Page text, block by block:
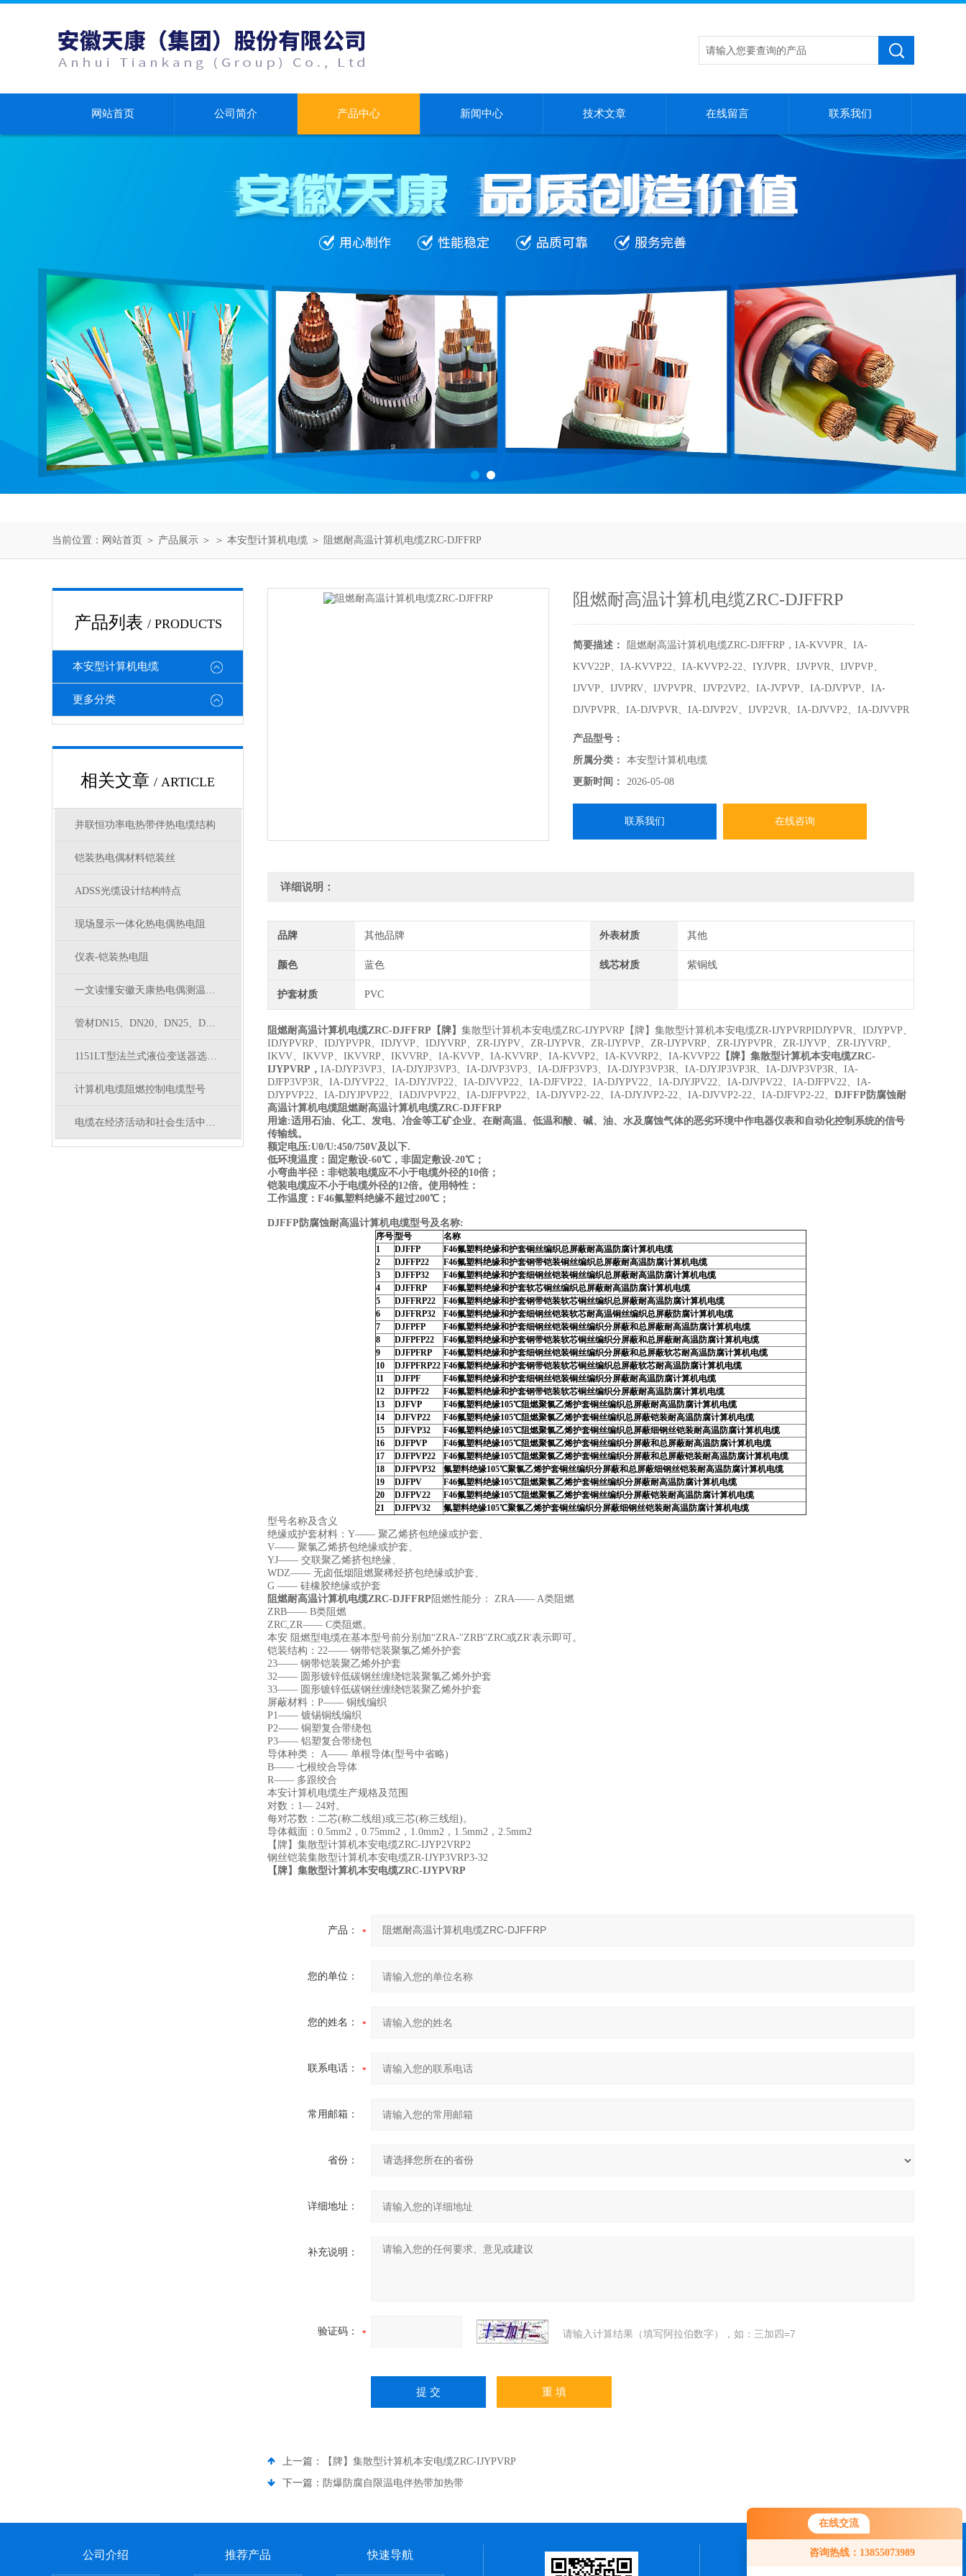
在线交流
咨询热线：13855073989
网站首页 公司简介 产品中心 新闻中心 技术文章 在线留言 联系我们
当前位置： 网站首页 ＞ 产品展示 ＞ ＞ 本安型计算机电缆 ＞ 阻燃耐高温计算机电缆ZRC-DJFFRP
产品列表 / PRODUCTS
本安型计算机电缆
更多分类
相关文章 / ARTICLE
并联恒功率电热带伴热电缆结构
铠装热电偶材料铠装丝
ADSS光缆设计结构特点
现场显示一体化热电偶热电阻
仪表-铠装热电阻
一文读懂安徽天康热电偶测温原理，热电效应通俗讲解
管材DN15、DN20、DN25、DN32、DN40、DN50对应外径
1151LT型法兰式液位变送器选型表
计算机电缆阻燃控制电缆型号
电缆在经济活动和社会生活中是*
阻燃耐高温计算机电缆ZRC-DJFFRP
简要描述：
阻燃耐高温计算机电缆ZRC-DJFFRP，IA-KVVPR、IA-
KVV22P、IA-KVVP22、IA-KVVP2-22、IYJVPR、IJVPVR、IJVPVP、
IJVVP、IJVPRV、IJVPVPR、IJVP2VP2、IA-JVPVP、IA-DJVPVP、IA-
DJVPVPR、IA-DJVPVR、IA-DJVP2V、IJVP2VR、IA-DJVVP2、IA-DJVVPR
产品型号：
所属分类：
本安型计算机电缆
更新时间：
2026-05-08
联系我们 在线咨询
详细说明：
品牌 其他品牌 外表材质 其他
颜色 蓝色 线芯材质 紫铜线
护套材质 PVC
阻燃耐高温计算机电缆ZRC-DJFFRP 【牌】 集散型计算机本安电缆ZRC-IJYPVRP 【牌】集散型计算机本安电缆ZR-IJYPVRPIDJYPVR、IDJYPVP、
IDJYPVRP、IDJYPVPR、IDJYVP、IDJYVRP、ZR-IJYPV、ZR-IJYPVR、ZR-IJYPVP、ZR-IJYPVRP、ZR-IJYPVPR、ZR-IJYVP、ZR-IJYVRP、
IKVV、IKVVP、IKVVRP、IKVVRP、IA-KVVP、IA-KVVRP、IA-KVVP2、IA-KVVRP2、IA-KVVP22 【牌】集散型计算机本安电缆ZRC-
IJYPVRP ， IA-DJYP3VP3、IA-DJYJP3VP3、IA-DJVP3VP3、IA-DJFP3VP3、IA-DJYP3VP3R、IA-DJYJP3VP3R、IA-DJVP3VP3R、IA-
DJFP3VP3R、IA-DJYVP22、IA-DJYJVP22、IA-DJVVP22、IA-DJFVP22、IA-DJYPV22、IA-DJYJPV22、IA-DJVPV22、IA-DJFPV22、IA-
DJYPVP22、IA-DJYJPVP22、IADJVPVP22、IA-DJFPVP22、IA-DJYVP2-22、IA-DJYJVP2-22、IA-DJVVP2-22、IA-DJFVP2-22、 DJFFP防腐蚀耐
高温计算机电缆阻燃耐高温计算机电缆ZRC-DJFFRP
用途:适用石油、化工、发电、冶金等工矿企业、在耐高温、低温和酸、碱、油、水及腐蚀气体的恶劣环境中作电器仪表和自动化控制系统的信号
传输线。
额定电压:U0/U:450/750V及以下.
低环境温度：固定敷设-60℃，非固定敷设-20℃；
小弯曲半径：非铠装电缆应不小于电缆外径的10倍；
铠装电缆应不小于电缆外径的12倍。使用特性：
工作温度：F46氟塑料绝缘不超过200℃；
DJFFP防腐蚀耐高温计算机电缆型号及名称:
序号型号
名称
1
DJFFP
F46氟塑料绝缘和护套铜丝编织总屏蔽耐高温防腐计算机电缆
2
DJFFP22
F46氟塑料绝缘和护套钢带铠装铜丝编织总屏蔽耐高温防腐计算机电缆
3
DJFFP32
F46氟塑料绝缘和护套细钢丝铠装铜丝编织总屏蔽耐高温防腐计算机电缆
4
DJFFRP
F46氟塑料绝缘和护套软芯铜丝编织总屏蔽耐高温防腐计算机电缆
5
DJFFRP22
F46氟塑料绝缘和护套钢带铠装软芯铜丝编织总屏蔽耐高温防腐计算机电缆
6
DJFFRP32
F46氟塑料绝缘和护套细钢丝铠装软芯耐高温铜丝编织总屏蔽防腐计算机电缆
7
DJFPFP
F46氟塑料绝缘和护套细钢丝铠装铜丝编织分屏蔽和总屏蔽耐高温防腐计算机电缆
8
DJFPFP22
F46氟塑料绝缘和护套钢带铠装软芯铜丝编织分屏蔽和总屏蔽耐高温防腐计算机电缆
9
DJFPFRP
F46氟塑料绝缘和护套细钢丝铠装铜丝编织分屏蔽和总屏蔽软芯耐高温防腐计算机电缆
10
DJFPFRP22 F46氟塑料绝缘和护套钢带铠装软芯铜丝编织总屏蔽软芯耐高温防腐计算机电缆
11
DJFPF
F46氟塑料绝缘和护套细钢丝铠装铜丝编织分屏蔽耐高温防腐计算机电缆
12
DJFPF22
F46氟塑料绝缘和护套钢带铠装软芯铜丝编织分屏蔽耐高温防腐计算机电缆
13
DJFVP
F46氟塑料绝缘105℃阻燃聚氯乙烯护套铜丝编织总屏蔽耐高温防腐计算机电缆
14
DJFVP22
F46氟塑料绝缘105℃阻燃聚氯乙烯护套铜丝编织总屏蔽铠装耐高温防腐计算机电缆
15
DJFVP32
F46氟塑料绝缘105℃阻燃聚氯乙烯护套铜丝编织总屏蔽细钢丝铠装耐高温防腐计算机电缆
16
DJFPVP
F46氟塑料绝缘105℃阻燃聚氯乙烯护套铜丝编织分屏蔽和总屏蔽耐高温防腐计算机电缆
17
DJFPVP22
F46氟塑料绝缘105℃阻燃聚氯乙烯护套铜丝编织分屏蔽和总屏蔽铠装耐高温防腐计算机电缆
18
DJFPVP32
氟塑料绝缘105℃聚氯乙烯护套铜丝编织分屏蔽和总屏蔽细钢丝铠装耐高温防腐计算机电缆
19
DJFPV
F46氟塑料绝缘105℃阻燃聚氯乙烯护套铜丝编织分屏蔽耐高温防腐计算机电缆
20
DJFPV22
F46氟塑料绝缘105℃阻燃聚氯乙烯护套铜丝编织分屏蔽铠装耐高温防腐计算机电缆
21
DJFPV32 氟塑料绝缘105℃聚氯乙烯护套铜丝编织分屏蔽细钢丝铠装耐高温防腐计算机电缆
型号名称及含义
绝缘或护套材料：Y—— 聚乙烯挤包绝缘或护套、
V—— 聚氯乙烯挤包绝缘或护套、
YJ—— 交联聚乙烯挤包绝缘、
WDZ—— 无卤低烟阻燃聚稀烃挤包绝缘或护套、
G —— 硅橡胶绝缘或护套
阻燃耐高温计算机电缆ZRC-DJFFRP 阻燃性能分： ZRA—— A类阻燃
ZRB—— B类阻燃
ZRC,ZR—— C类阻燃。
本安 阻燃型电缆在基本型号前分别加“ZRA-''ZRB''ZRC或ZR'表示即可。
铠装结构：22—— 钢带铠装聚氯乙烯外护套
23—— 钢带铠装聚乙烯外护套
32—— 圆形镀锌低碳钢丝缠绕铠装聚氯乙烯外护套
33—— 圆形镀锌低碳钢丝缠绕铠装聚乙烯外护套
屏蔽材料：P—— 铜线编织
P1—— 镀锡铜线编织
P2—— 铜塑复合带绕包
P3—— 铝塑复合带绕包
导体种类： A—— 单根导体(型号中省略)
B—— 七根绞合导体
R—— 多跟绞合
本安计算机电缆生产规格及范围
对数：1— 24对。
每对芯数：二芯(称二线组)或三芯(称三线组)。
导体截面：0.5mm2，0.75mm2，1.0mm2，1.5mm2，2.5mm2
【牌】集散型计算机本安电缆ZRC-IJYP2VRP2
钢丝铠装集散型计算机本安电缆ZR-IJYP3VRP3-32
【牌】集散型计算机本安电缆ZRC-IJYPVRP
产品：
您的单位：
您的姓名：
联系电话：
常用邮箱：
省份：
详细地址：
补充说明：
验证码： 请输入计算结果（填写阿拉伯数字），如：三加四=7
上一篇：
【牌】集散型计算机本安电缆ZRC-IJYPVRP
下一篇： 防爆防腐自限温电伴热带加热带
公司介绍 推荐产品 快速导航
联系我们